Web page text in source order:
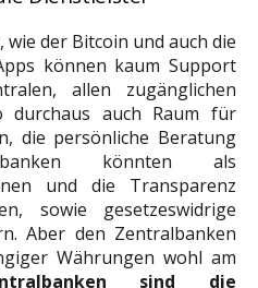
, wie der Bitcoin und auch die
können kaum Support
allen zugänglichen
durchaus auch Raum für
die persönliche Beratung
könnten als
und die Transparenz
sowie gesetzeswidrige
Aber den Zentralbanken
Währungen wohl am
sind die